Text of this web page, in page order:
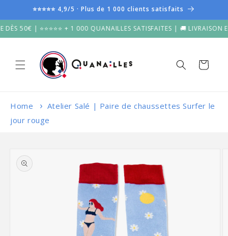
passer
au
contenu
⭐⭐⭐⭐⭐ 4,9/5 · Plus de 1 000 clients satisfaits
| ⭐⭐⭐⭐⭐ + 1 000 QUANAILLES SATISFAITES | 🚚 LIVRAISON EN 2-4
Panier
Home
Atelier Salé | Paire de chaussettes Surfer le
jour rouge
informations
produits